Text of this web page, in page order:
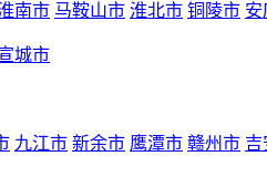
南市 马鞍山市 淮北市 铜陵市 安
城市
九江市 新余市 鹰潭市 赣州市 吉